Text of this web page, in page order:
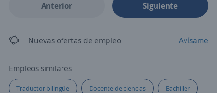
Anterior Siguiente
Nuevas ofertas de empleo Avísame
Empleos similares
Traductor bilingüe Docente de ciencias Bachiller